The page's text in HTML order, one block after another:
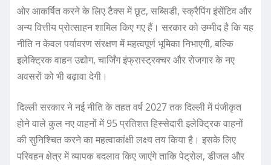
ओर आकर्षित करने के लिए टैक्स में छूट, सब्सिडी, स्क्रैपिंग इंसेंटिव और
अन्य वित्तीय प्रोत्साहन शामिल किए गए हैं। सरकार को उम्मीद है कि यह
नीति न केवल पर्यावरण संरक्षण में महत्वपूर्ण भूमिका निभाएगी, बल्कि
इलेक्ट्रिक वाहन उद्योग, चार्जिंग इंफ्रास्ट्रक्चर और रोजगार के नए
अवसरों को भी बढ़ावा देगी।
दिल्ली सरकार ने नई नीति के तहत वर्ष 2027 तक दिल्ली में पंजीकृत
होने वाले कुल नए वाहनों में 95 प्रतिशत हिस्सेदारी इलेक्ट्रिक वाहनों
की सुनिश्चित करने का महत्वाकांक्षी लक्ष्य तय किया है। इसके लिए
परिवहन क्षेत्र में व्यापक बदलाव किए जाएंगे ताकि पेट्रोल, डीजल और